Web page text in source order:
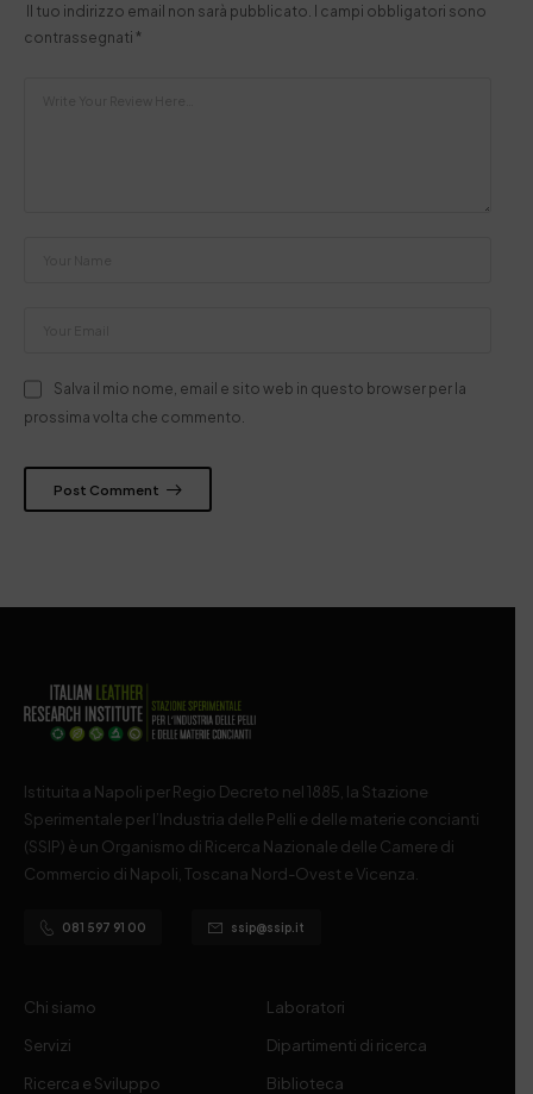
Il tuo indirizzo email non sarà pubblicato.
I campi obbligatori sono
contrassegnati *
Salva il mio nome, email e sito web in questo browser per la
prossima volta che commento.
Post Comment
Istituita a Napoli per Regio Decreto nel 1885, la Stazione
Sperimentale per l’Industria delle Pelli e delle materie concianti
(SSIP) è un Organismo di Ricerca Nazionale delle Camere di
Commercio di Napoli, Toscana Nord-Ovest e Vicenza.
081 597 91 00 ssip@ssip.it
Chi siamo
Servizi
Ricerca e Sviluppo
Laboratori
Dipartimenti di ricerca
Biblioteca